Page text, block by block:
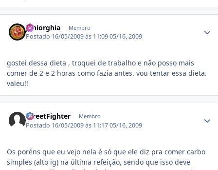
juniorghia Membro
Postado 16/05/2009 às 11:0905/16, 2009
gostei dessa dieta , troquei de trabalho e não posso mais
comer de 2 e 2 horas como fazia antes. vou tentar essa dieta.
valeu!!
StreetFighter Membro
Postado 16/05/2009 às 11:1705/16, 2009
Os poréns que eu vejo nela é só que ele diz pra comer carbo
simples (alto ig) na última refeição, sendo que isso deve